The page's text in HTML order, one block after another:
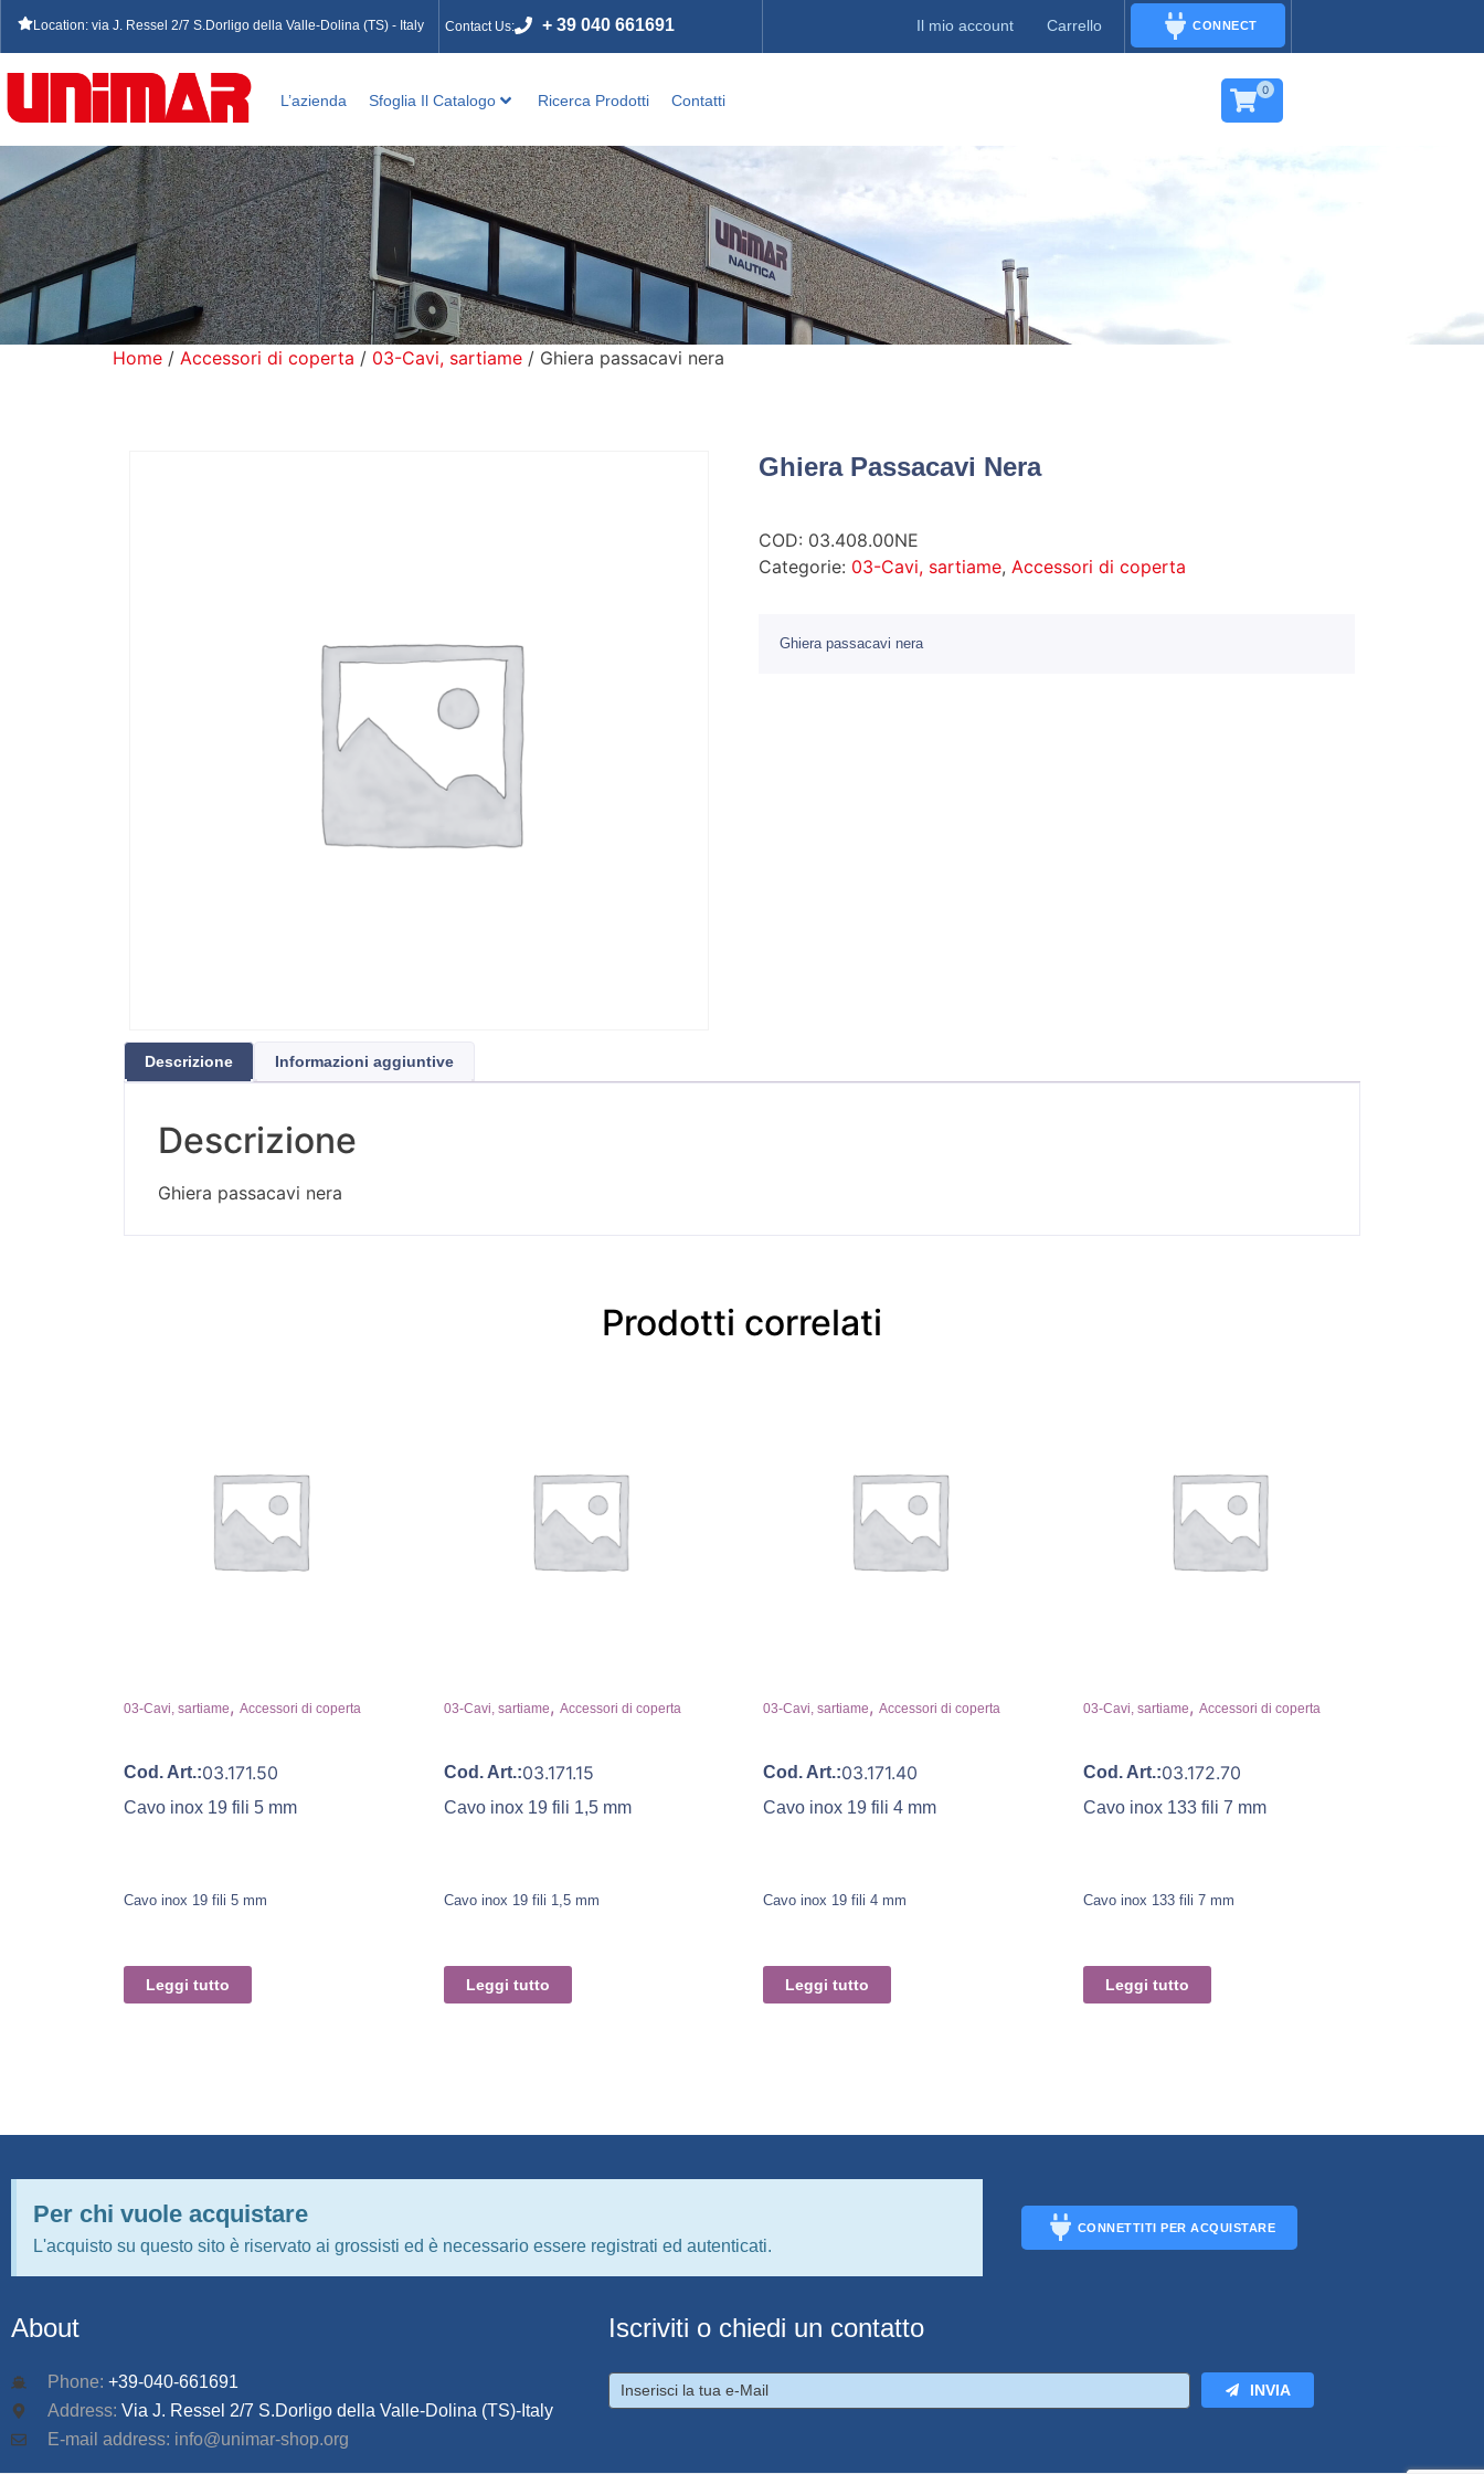
Location: via J. Ressel 2/7 S.Dorligo della Valle-Dolina (TS) - Italy Contact Us: + 39 040 661691 Il mio account Carrello CONNECT
L’azienda Sfoglia Il Catalogo Ricerca Prodotti Contatti
0
Home / Accessori di coperta / 03-Cavi, sartiame / Ghiera passacavi nera
Ghiera Passacavi Nera
COD: 03.408.00NE
Categorie: 03-Cavi, sartiame, Accessori di coperta
Ghiera passacavi nera
Descrizione Informazioni aggiuntive
Descrizione
Ghiera passacavi nera
Prodotti correlati
03-Cavi, sartiame, Accessori di coperta
Cod. Art.:03.171.50
Cavo inox 19 fili 5 mm
Cavo inox 19 fili 5 mm
Leggi tutto
03-Cavi, sartiame, Accessori di coperta
Cod. Art.:03.171.15
Cavo inox 19 fili 1,5 mm
Cavo inox 19 fili 1,5 mm
Leggi tutto
03-Cavi, sartiame, Accessori di coperta
Cod. Art.:03.171.40
Cavo inox 19 fili 4 mm
Cavo inox 19 fili 4 mm
Leggi tutto
03-Cavi, sartiame, Accessori di coperta
Cod. Art.:03.172.70
Cavo inox 133 fili 7 mm
Cavo inox 133 fili 7 mm
Leggi tutto
Per chi vuole acquistare
L'acquisto su questo sito è riservato ai grossisti ed è necessario essere registrati ed autenticati.
CONNETTITI PER ACQUISTARE
About
Phone: +39-040-661691
Address: Via J. Ressel 2/7 S.Dorligo della Valle-Dolina (TS)-Italy
E-mail address: info@unimar-shop.org
Iscriviti o chiedi un contatto
INVIA